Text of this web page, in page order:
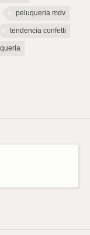
peluqueria mdv
tendencia confetti